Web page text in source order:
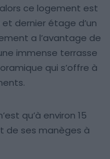
ce logement est
dernier étage d’un
a l’avantage de
immense terrasse
qui s’offre à
qu’à environ 15
de ses manèges à